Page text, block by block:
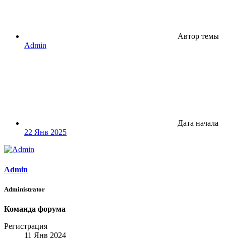
Автор темы
Admin
Дата начала
22 Янв 2025
Admin
Administrator
Команда форума
Регистрация
11 Янв 2024